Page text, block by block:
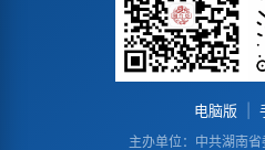
电脑版
主办单位：中共湖南